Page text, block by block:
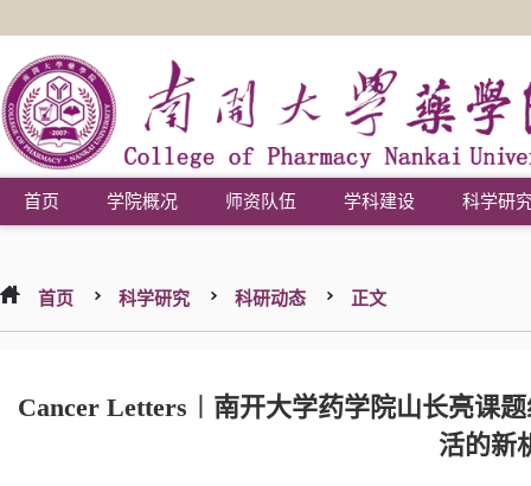
首页 学院概况 师资队伍 学科建设 科学研
首页 科学研究 科研动态 正文
Cancer Letters︱南开大学药学院山长亮课
活的新